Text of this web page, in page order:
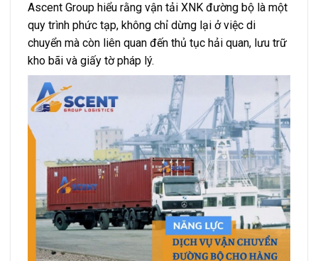
Ascent Group hiểu rằng vận tải XNK đường bộ là một
quy trình phức tạp, không chỉ dừng lại ở việc di
chuyển mà còn liên quan đến thủ tục hải quan, lưu trữ
kho bãi và giấy tờ pháp lý.